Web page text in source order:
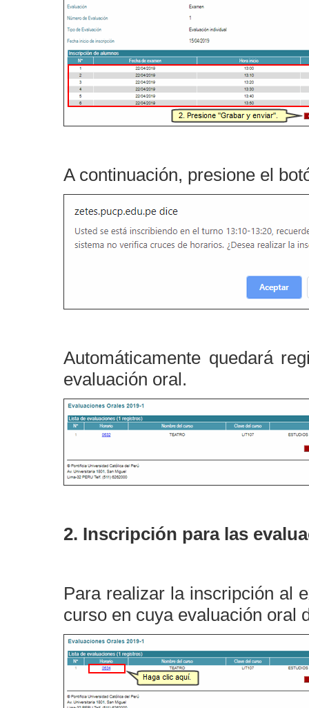
A continuación, presione el
Automáticamente quedará
evaluación oral.
2. Inscripción para las
Para realizar la inscripción al
curso en cuya evaluación oral